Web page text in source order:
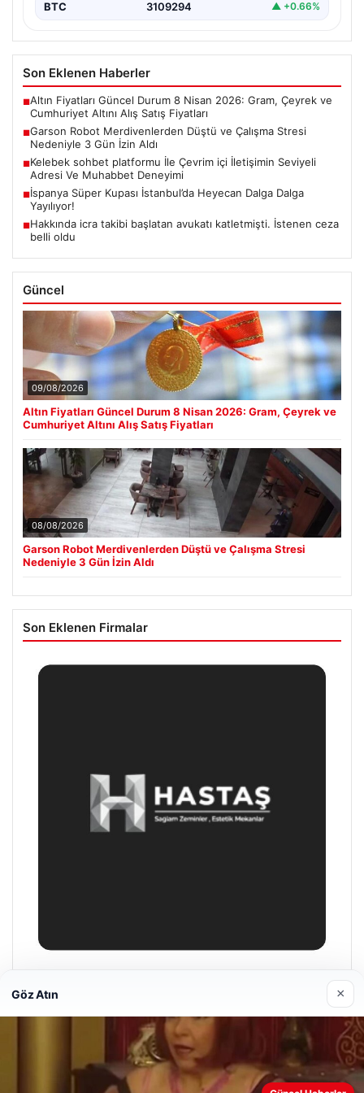
BTC 3109294 ▲ +0.66%
Son Eklenen Haberler
■Altın Fiyatları Güncel Durum 8 Nisan 2026: Gram, Çeyrek ve
Cumhuriyet Altını Alış Satış Fiyatları
■Garson Robot Merdivenlerden Düştü ve Çalışma Stresi
Nedeniyle 3 Gün İzin Aldı
■Kelebek sohbet platformu İle Çevrim içi İletişimin Seviyeli
Adresi Ve Muhabbet Deneyimi
■İspanya Süper Kupası İstanbul’da Heyecan Dalga Dalga
Yayılıyor!
■Hakkında icra takibi başlatan avukatı katletmişti. İstenen ceza
belli oldu
Güncel
09/08/2026
Altın Fiyatları Güncel Durum 8 Nisan 2026: Gram, Çeyrek ve
Cumhuriyet Altını Alış Satış Fiyatları
08/08/2026
Garson Robot Merdivenlerden Düştü ve Çalışma Stresi
Nedeniyle 3 Gün İzin Aldı
Son Eklenen Firmalar
28/04/2026
Göz Atın ×